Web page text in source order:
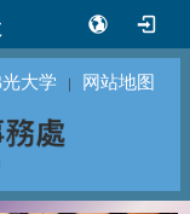
大学 ｜ 网站地图